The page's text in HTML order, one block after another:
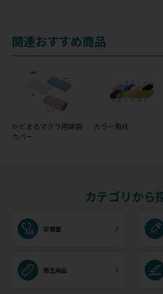
関連おすすめ商品
かどまるマクラ用綿製
カバー
カラー角枕
カテゴリから
診察室
衛生用品